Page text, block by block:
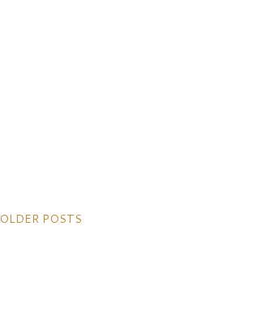
OLDER POSTS